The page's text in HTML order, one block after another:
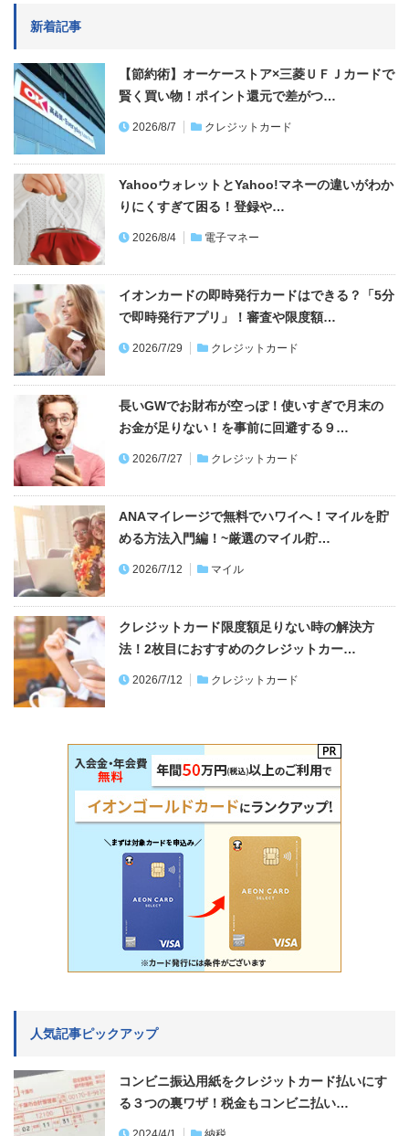
新着記事
【節約術】オーケーストア×三菱ＵＦＪカードで
賢く買い物！ポイント還元で差がつ…
2026/8/7 クレジットカード
YahooウォレットとYahoo!マネーの違いがわか
りにくすぎて困る！登録や…
2026/8/4 電子マネー
イオンカードの即時発行カードはできる？「5分
で即時発行アプリ」！審査や限度額…
2026/7/29 クレジットカード
長いGWでお財布が空っぽ！使いすぎで月末の
お金が足りない！を事前に回避する９…
2026/7/27 クレジットカード
ANAマイレージで無料でハワイへ！マイルを貯
める方法入門編！~厳選のマイル貯…
2026/7/12 マイル
クレジットカード限度額足りない時の解決方
法！2枚目におすすめのクレジットカー…
2026/7/12 クレジットカード
人気記事ピックアップ
コンビニ振込用紙をクレジットカード払いにす
る３つの裏ワザ！税金もコンビニ払い…